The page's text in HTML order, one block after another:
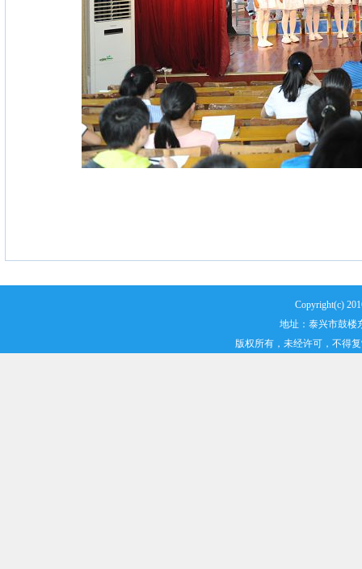
Copyright(c)
地址：泰兴市鼓楼
版权所有，未经许可，不得